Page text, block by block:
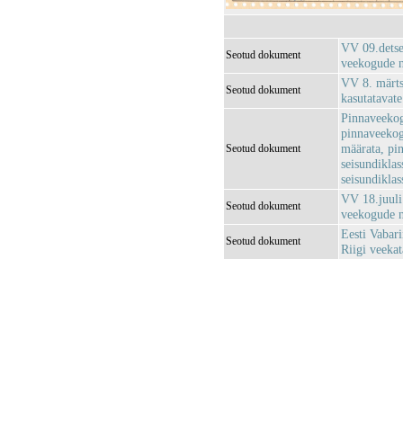
Seotud dokument
VV
veekogude
Seotud dokument
VV 8.
Seotud dokument
määrata,
Seotud dokument
VV 18.juuli
veekogude
Seotud dokument
Eesti
Riigi